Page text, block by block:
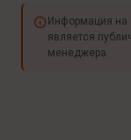
Информация на
является
менеджера.